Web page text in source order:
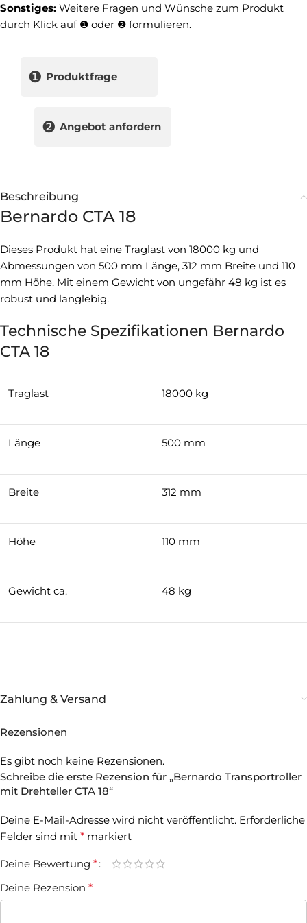
Sonstiges: Weitere Fragen und Wünsche zum Produkt
durch Klick auf ❶ oder ❷ formulieren.
❶ Produktfrage
❷ Angebot anfordern
Beschreibung
Bernardo CTA 18
Dieses Produkt hat eine Traglast von 18000 kg und
Abmessungen von 500 mm Länge, 312 mm Breite und 110
mm Höhe. Mit einem Gewicht von ungefähr 48 kg ist es
robust und langlebig.
Technische Spezifikationen Bernardo
CTA 18
Traglast 18000 kg
Länge 500 mm
Breite 312 mm
Höhe 110 mm
Gewicht ca. 48 kg
Zahlung & Versand
Rezensionen
Es gibt noch keine Rezensionen.
Schreibe die erste Rezension für „Bernardo Transportroller
mit Drehteller CTA 18“
Deine E-Mail-Adresse wird nicht veröffentlicht. Erforderliche
Felder sind mit * markiert
Deine Bewertung *
Deine Rezension *